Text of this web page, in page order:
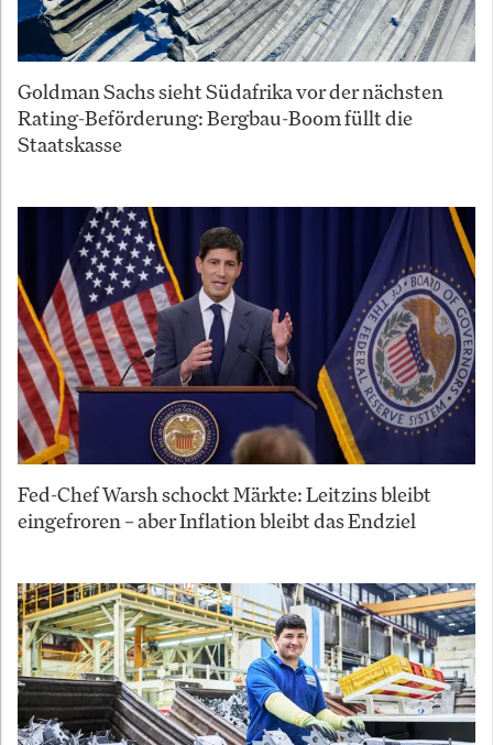
Goldman Sachs sieht Südafrika vor der nächsten
Rating-Beförderung: Bergbau-Boom füllt die
Staatskasse
Fed-Chef Warsh schockt Märkte: Leitzins bleibt
eingefroren – aber Inflation bleibt das Endziel